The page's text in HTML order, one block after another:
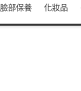
臉部保養 化妝品